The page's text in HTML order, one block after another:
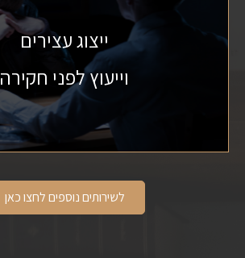
ייצוג עצירים
וייעוץ לפני חקירה
לשירותים נוספים לחצו כאן